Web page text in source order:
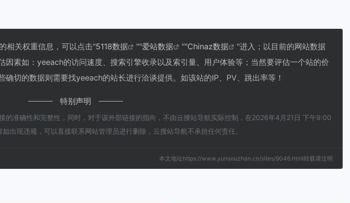
相关权重信息，可以点击"5118数据 ""爱站数据 ""Chinaz数据
"进入；以目前的网站数据
素如：yeeach的访问速度、搜索引擎收录以及索引量、用户体验等；当然要评估一个站的价
切的数据则需要找yeeach的站长进行洽谈提供。如该站的IP、PV、跳出率等！
特别声明
的准确性和完整性，同时，对于该外部链接的指向，不由云搜站导航实际控制，在2026年4月21日 下午9:00
出现违规，可以直接联系网站管理员进行删除，云搜站导航不承担任何责任。
本文地址https://www.yunsouzhan.cn/sites/9046.html转载请注明